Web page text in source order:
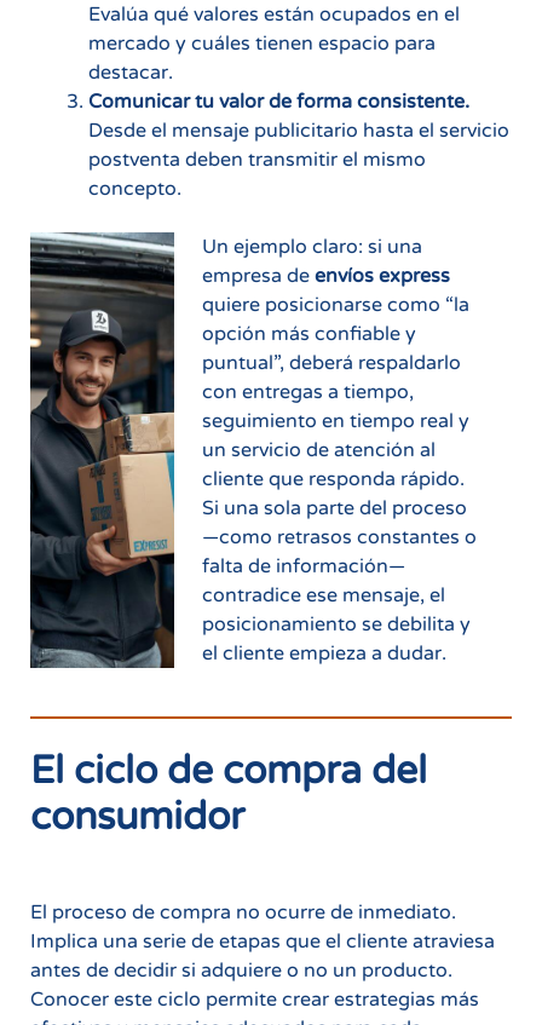
Evalúa qué valores están ocupados en el
mercado y cuáles tienen espacio para
destacar.
Comunicar tu valor de forma consistente.
Desde el mensaje publicitario hasta el servicio
postventa deben transmitir el mismo
concepto.
Un ejemplo claro: si una
empresa de envíos express
quiere posicionarse como “la
opción más confiable y
puntual”, deberá respaldarlo
con entregas a tiempo,
seguimiento en tiempo real y
un servicio de atención al
cliente que responda rápido.
Si una sola parte del proceso
—como retrasos constantes o
falta de información—
contradice ese mensaje, el
posicionamiento se debilita y
el cliente empieza a dudar.
El ciclo de compra del
consumidor
El proceso de compra no ocurre de inmediato.
Implica una serie de etapas que el cliente atraviesa
antes de decidir si adquiere o no un producto.
Conocer este ciclo permite crear estrategias más